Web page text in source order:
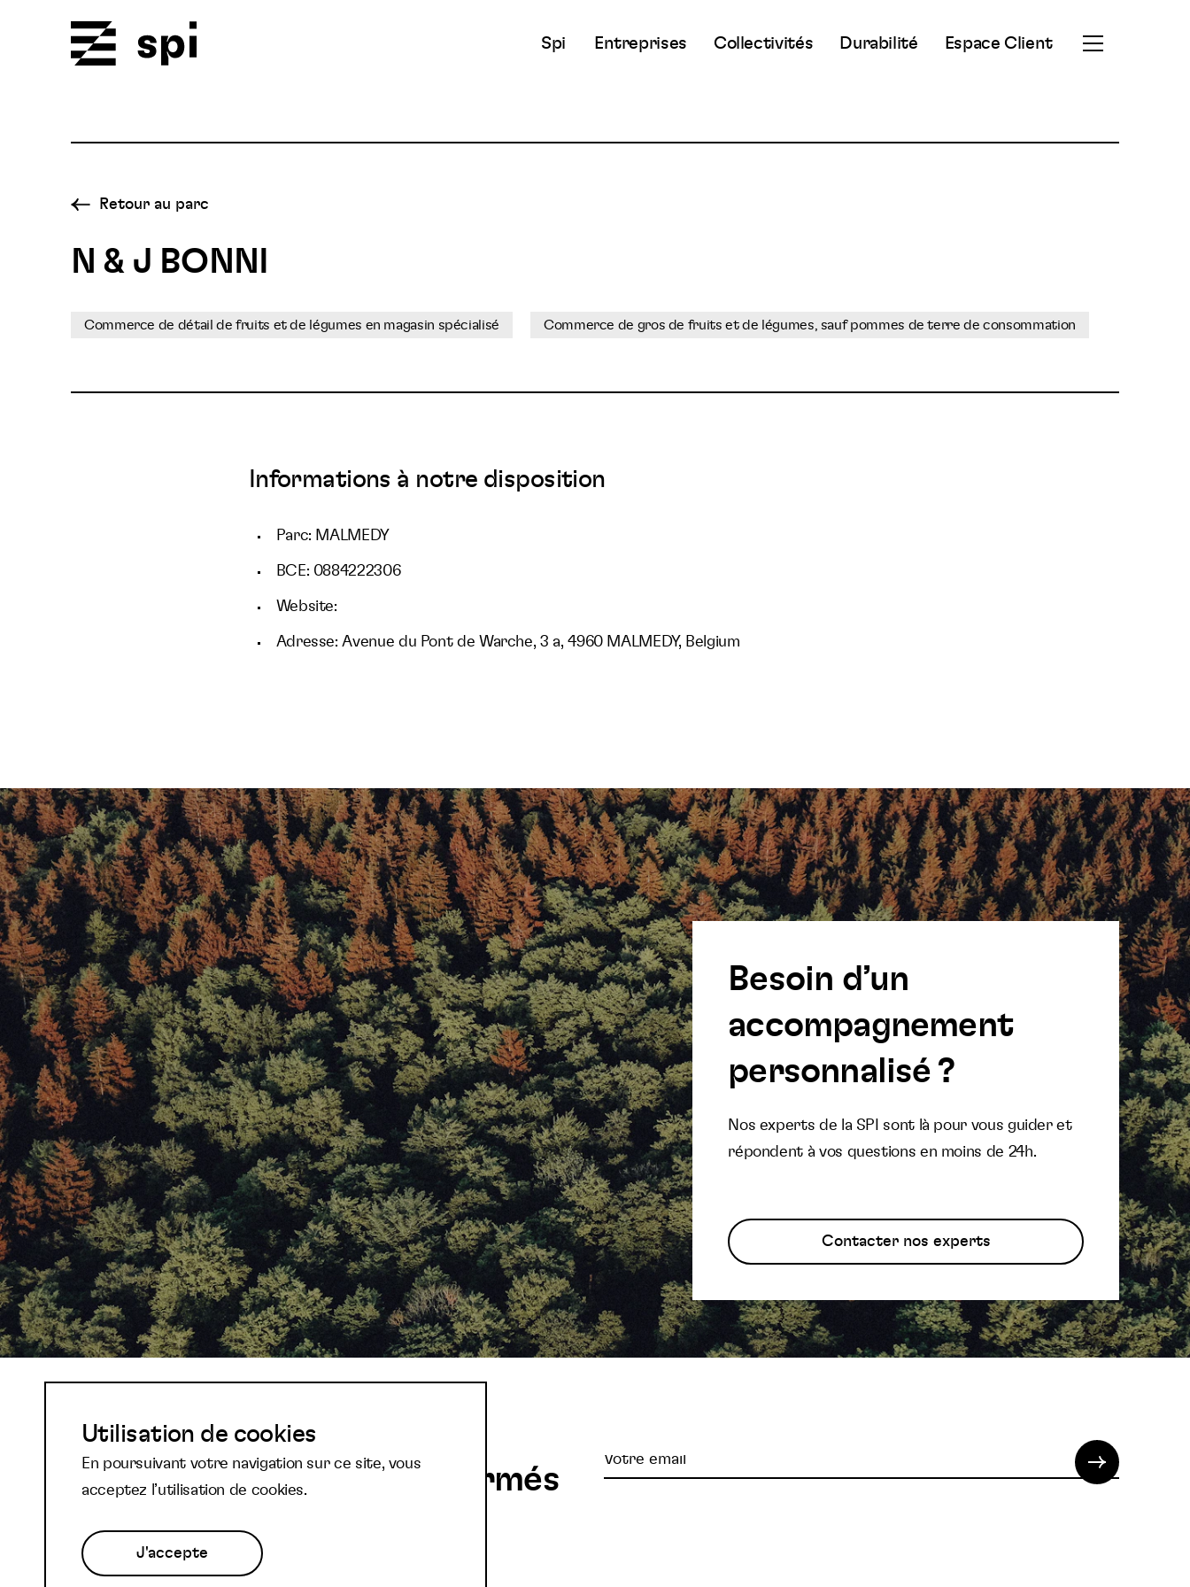
Spi Entreprises Collectivités Durabilité Espace Client
Ouvrir
Retour au parc
N & J BONNI
Commerce de détail de fruits et de légumes en magasin spécialisé Commerce de gros de fruits et de légumes, sauf pommes de terre de consommation
Informations à notre disposition
Parc: MALMEDY
BCE: 0884222306
Website:
Adresse: Avenue du Pont de Warche, 3 a, 4960 MALMEDY, Belgium
Besoin d’un
accompagnement
personnalisé ?
Nos experts de la SPI sont là pour vous guider et
répondent à vos questions en moins de 24h.
Contacter nos experts
Abonnez-vous à notre
newsletter et restez informés
Votre
Utilisation de cookies
En poursuivant votre navigation sur ce site, vous
acceptez l’utilisation de cookies.
J'accepte